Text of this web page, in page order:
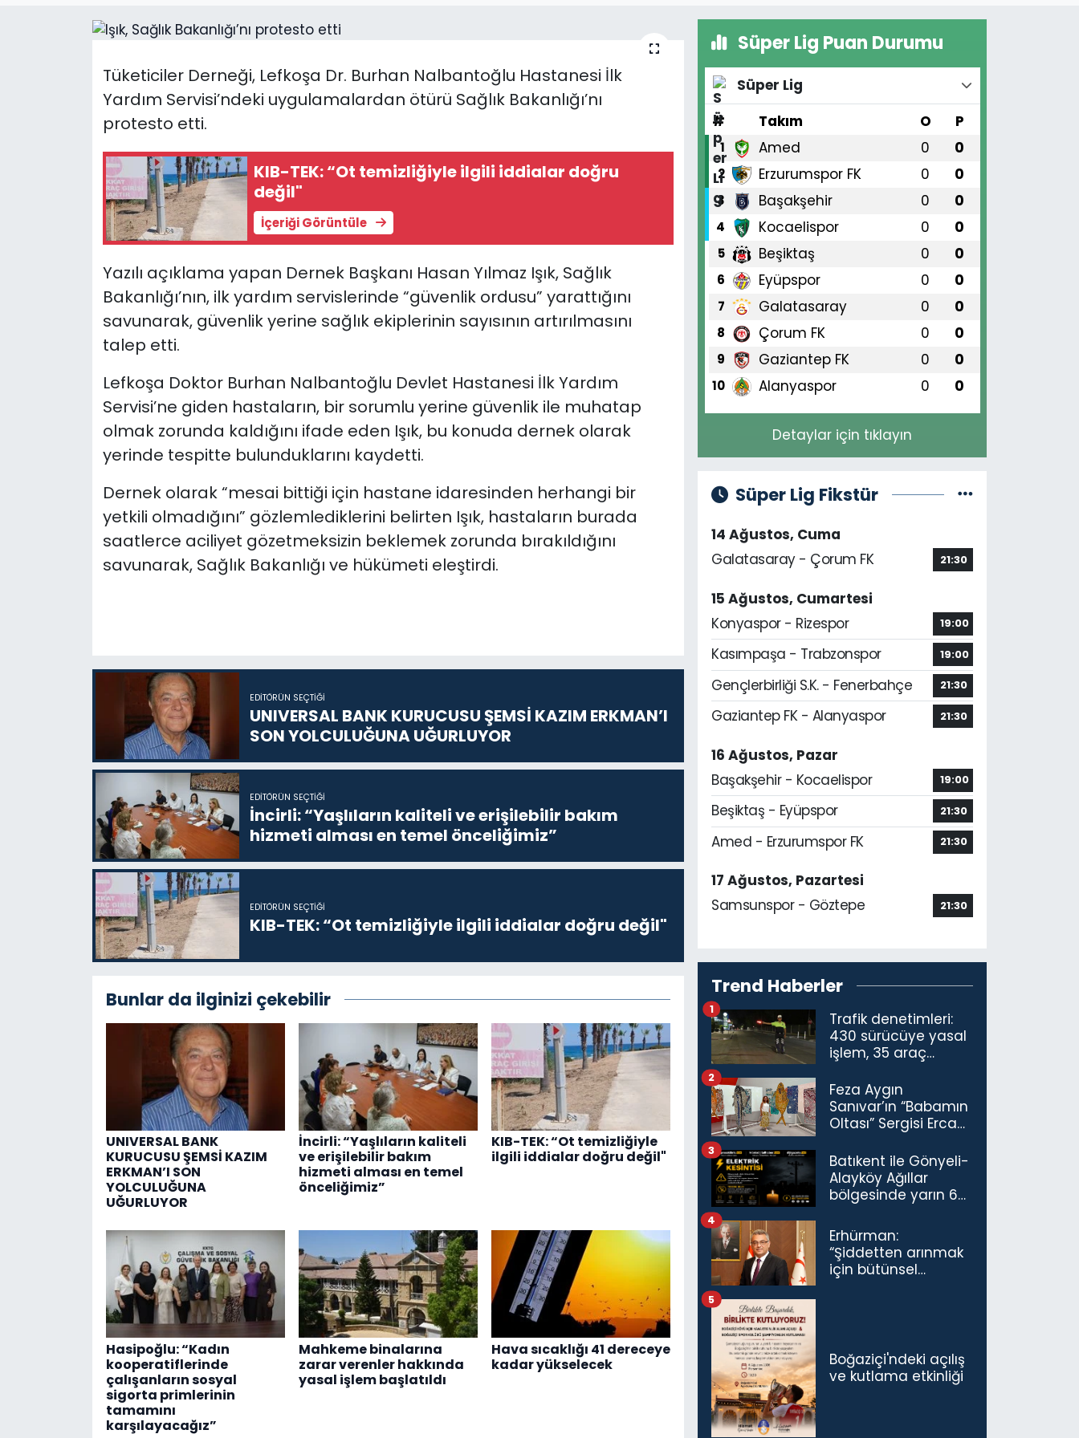
Tüketiciler Derneği, Lefkoşa Dr. Burhan Nalbantoğlu Hastanesi İlk
Yardım Servisi’ndeki uygulamalardan ötürü Sağlık Bakanlığı’nı
protesto etti.
KIB-TEK: “Ot temizliğiyle ilgili iddialar doğru
değil"
İçeriği Görüntüle
Yazılı açıklama yapan Dernek Başkanı Hasan Yılmaz Işık, Sağlık
Bakanlığı’nın, ilk yardım servislerinde “güvenlik ordusu” yarattığını
savunarak, güvenlik yerine sağlık ekiplerinin sayısının artırılmasını
talep etti.
Lefkoşa Doktor Burhan Nalbantoğlu Devlet Hastanesi İlk Yardım
Servisi’ne giden hastaların, bir sorumlu yerine güvenlik ile muhatap
olmak zorunda kaldığını ifade eden Işık, bu konuda dernek olarak
yerinde tespitte bulunduklarını kaydetti.
Dernek olarak “mesai bittiği için hastane idaresinden herhangi bir
yetkili olmadığını” gözlemlediklerini belirten Işık, hastaların burada
saatlerce aciliyet gözetmeksizin beklemek zorunda bırakıldığını
savunarak, Sağlık Bakanlığı ve hükümeti eleştirdi.
EDITÖRÜN SEÇTIĞI
UNIVERSAL BANK KURUCUSU ŞEMSİ KAZIM ERKMAN’I
SON YOLCULUĞUNA UĞURLUYOR
EDITÖRÜN SEÇTIĞI
İncirli: “Yaşlıların kaliteli ve erişilebilir bakım
hizmeti alması en temel önceliğimiz”
EDITÖRÜN SEÇTIĞI
KIB-TEK: “Ot temizliğiyle ilgili iddialar doğru değil"
Bunlar da ilginizi çekebilir
UNIVERSAL BANK
KURUCUSU ŞEMSİ KAZIM
ERKMAN’I SON
YOLCULUĞUNA
UĞURLUYOR
İncirli: “Yaşlıların kaliteli
ve erişilebilir bakım
hizmeti alması en temel
önceliğimiz”
KIB-TEK: “Ot temizliğiyle
ilgili iddialar doğru değil"
Hasipoğlu: “Kadın
kooperatiflerinde
çalışanların sosyal
sigorta primlerinin
tamamını
karşılayacağız”
Mahkeme binalarına
zarar verenler hakkında
yasal işlem başlatıldı
Hava sıcaklığı 41 dereceye
kadar yükselecek
Süper Lig Puan Durumu
Süper Lig
#
Takım O P
1 Amed 0 0
2 Erzurumspor FK 0 0
3 Başakşehir 0 0
4 Kocaelispor 0 0
5 Beşiktaş 0 0
6 Eyüpspor 0 0
7 Galatasaray 0 0
8 Çorum FK 0 0
9 Gaziantep FK 0 0
10 Alanyaspor 0 0
Detaylar için tıklayın
Süper Lig Fikstür
14 Ağustos, Cuma
Galatasaray - Çorum FK
21:30
15 Ağustos, Cumartesi
Konyaspor - Rizespor
19:00
Kasımpaşa - Trabzonspor 19:00
Gençlerbirliği S.K. - Fenerbahçe 21:30
Gaziantep FK - Alanyaspor 21:30
16 Ağustos, Pazar
Başakşehir - Kocaelispor
19:00
Beşiktaş - Eyüpspor 21:30
Amed - Erzurumspor FK 21:30
17 Ağustos, Pazartesi
Samsunspor - Göztepe
21:30
Trend Haberler
Trafik denetimleri:
430 sürücüye yasal
işlem, 35 araç
1
Feza Aygın
Sanıvar’ın “Babamın
Oltası” Sergisi Ercan
Açıldı
2
Batıkent ile Gönyeli-
Alayköy Ağıllar
bölgesinde yarın 6
kesintisi…
3
Erhürman:
“Şiddetten arınmak
için bütünsel
4
Boğaziçi'ndeki açılış
ve kutlama etkinliği
5
Gündem
KKTC YEREL SEÇİM 2018
Kültür Sanat
Magazin
Nöbetçi Eczaneler
Otomobil Dünyası
TÜRKiYE
Video Galeri